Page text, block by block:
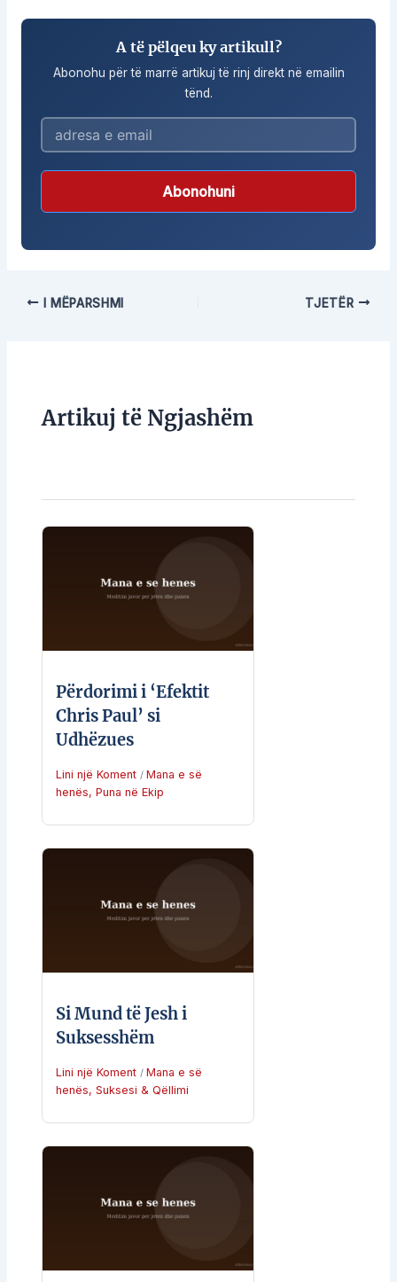
A të pëlqeu ky artikull?
Abonohu për të marrë artikuj të rinj direkt në emailin
tënd.
Abonohuni
I MËPARSHMI TJETËR
Artikuj të Ngjashëm
Përdorimi i ‘Efektit
Chris Paul’ si
Udhëzues
Lini një Koment / Mana e së
henës, Puna në Ekip
Si Mund të Jesh i
Suksesshëm
Lini një Koment / Mana e së
henës, Suksesi & Qëllimi